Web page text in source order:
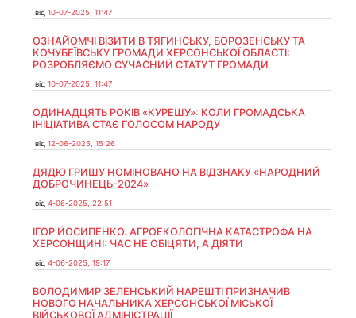
від 10-07-2025, 11:47
ОЗНАЙОМЧІ ВІЗИТИ В ТЯГИНСЬКУ, БОРОЗЕНСЬКУ ТА
КОЧУБЕЇВСЬКУ ГРОМАДИ ХЕРСОНСЬКОЇ ОБЛАСТІ:
РОЗРОБЛЯЄМО СУЧАСНИЙ СТАТУТ ГРОМАДИ
від 10-07-2025, 11:47
ОДИНАДЦЯТЬ РОКІВ «КУРЕШУ»: КОЛИ ГРОМАДСЬКА
ІНІЦІАТИВА СТАЄ ГОЛОСОМ НАРОДУ
від 12-06-2025, 15:26
ДЯДЮ ГРИШУ НОМІНОВАНО НА ВІДЗНАКУ «НАРОДНИЙ
ДОБРОЧИНЕЦЬ-2024»
від 4-06-2025, 22:51
ІГОР ЙОСИПЕНКО. АГРОЕКОЛОГІЧНА КАТАСТРОФА НА
ХЕРСОНЩИНІ: ЧАС НЕ ОБІЦЯТИ, А ДІЯТИ
від 4-06-2025, 19:17
ВОЛОДИМИР ЗЕЛЕНСЬКИЙ НАРЕШТІ ПРИЗНАЧИВ
НОВОГО НАЧАЛЬНИКА ХЕРСОНСЬКОЇ МІСЬКОЇ
ВІЙСЬКОВОЇ АДМІНІСТРАЦІЇ